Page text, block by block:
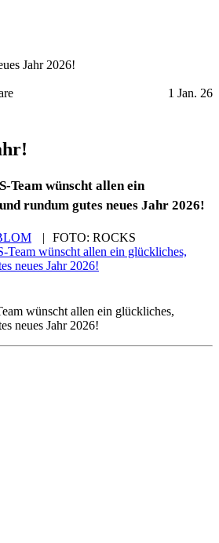
Jahr 2026!
1 Jan. 26
Team wünscht allen ein
rundum gutes neues Jahr 2026!
| FOTO: ROCKS
wünscht allen ein glückliches,
neues Jahr 2026!